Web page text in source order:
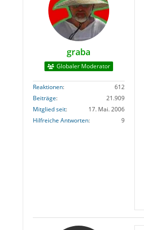
graba
Globaler Moderator
Reaktionen
612
Beiträge
21.909
Mitglied seit
17. Mai. 2006
Hilfreiche Antworten
9